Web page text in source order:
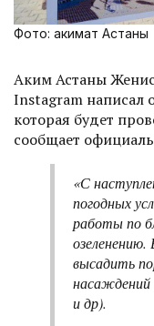
Фото: акимат Астаны
Аким Астаны
Instagram написал
которая будет
сообщает
«С
погодных
работы по
высадить
насаждений
и др).